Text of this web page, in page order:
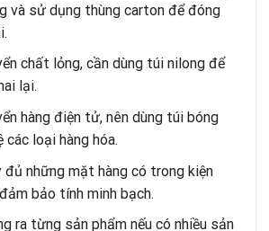
và sử dụng thùng carton để đóng
chất lỏng, cần dùng túi nilong để
lại.
hàng điện tử, nên dùng túi bóng
các loại hàng hóa.
đủ những mặt hàng có trong kiện
bảo tính minh bạch.
ra từng sản phẩm nếu có nhiều sản